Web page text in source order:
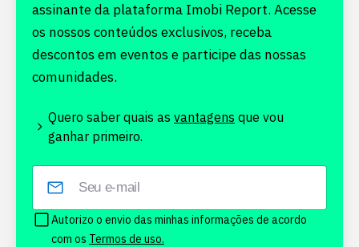
assinante da plataforma Imobi Report. Acesse
os nossos conteúdos exclusivos, receba
descontos em eventos e participe das nossas
comunidades.
Quero saber quais as vantagens que vou
ganhar primeiro.
Autorizo o envio das minhas informações de acordo
com os Termos de uso.